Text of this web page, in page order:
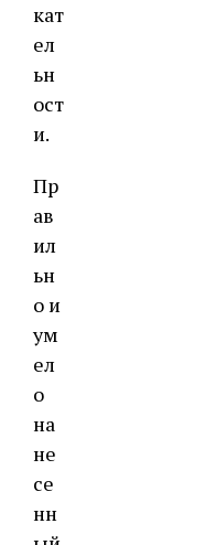
кат
ел
ьн
ост
и.
Пр
ав
ил
ьн
о и
ум
ел
о
на
не
се
нн